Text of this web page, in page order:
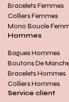
Bracelets Femmes
Colliers Femmes
Mono Boucle
Hommes
Bagues Hommes
Boutons De
Bracelets Hommes
Colliers Hommes
Service client